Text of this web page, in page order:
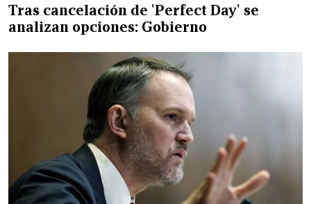
Tras cancelación de 'Perfect Day' se
analizan opciones: Gobierno